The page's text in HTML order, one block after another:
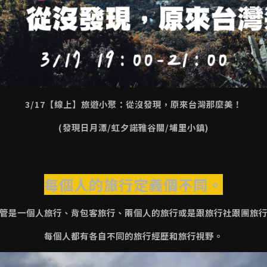
3/17【線上】旅遊小聚：從沒發現，原來台灣那麼美！
(發現日月潭/虹夕諾雅谷關/埔里小鎮)
每個人的旅行定義個不同。
是一個人旅行、背包客旅行、兩個人的旅行或是跟旅行社跟團旅
每個人都有各自不同的旅行經歷和旅行視野。